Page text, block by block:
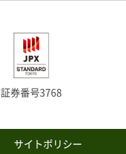
証券番号3768
サイトポリシー